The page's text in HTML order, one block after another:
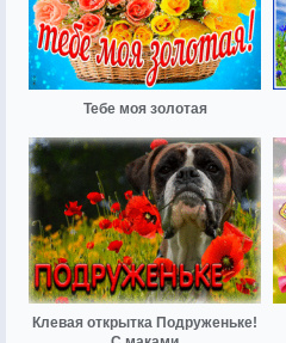
Тебе моя золотая
Клевая открытка Подруженьке!